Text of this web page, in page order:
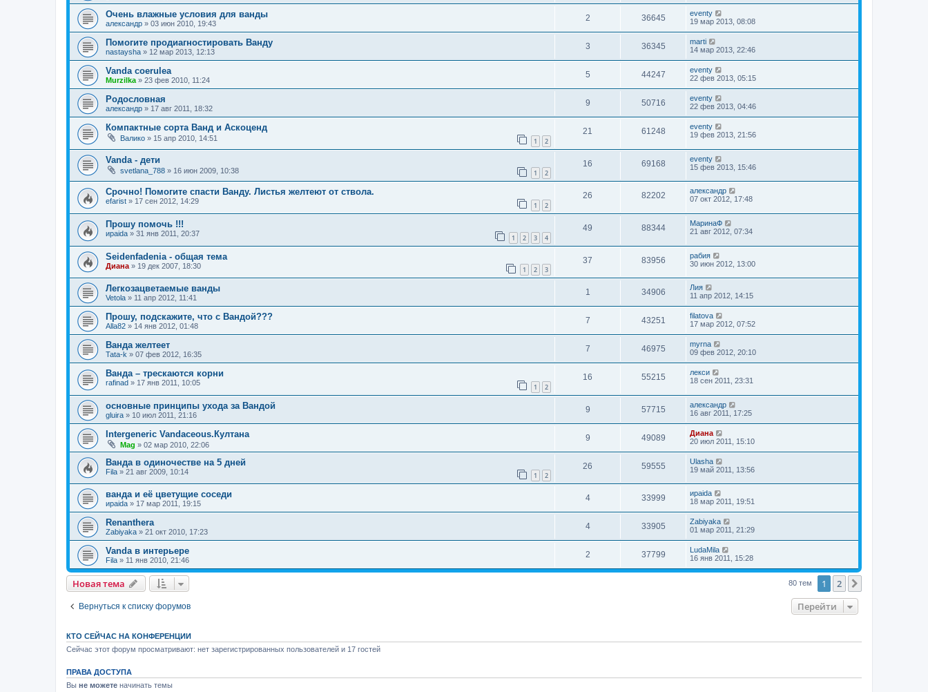
Очень влажные условия для ванды
александр » 03 июн 2010, 19:43
2 36645
eventy
19 мар 2013, 08:08
Помогите продиагностировать Ванду
nastaysha » 12 мар 2013, 12:13
3 36345
marti
14 мар 2013, 22:46
Vanda coerulea
Murzilka » 23 фев 2010, 11:24
5 44247
eventy
22 фев 2013, 05:15
Родословная
александр » 17 авг 2011, 18:32
9 50716
eventy
22 фев 2013, 04:46
Компактные сорта Ванд и Аскоценд
Валико » 15 апр 2010, 14:51 1 2
21 61248
eventy
19 фев 2013, 21:56
Vanda - дети
svetlana_788 » 16 июн 2009, 10:38 1 2
16 69168
eventy
15 фев 2013, 15:46
Срочно! Помогите спасти Ванду. Листья желтеют от ствола.
efarist » 17 сен 2012, 14:29 1 2
26 82202
александр
07 окт 2012, 17:48
Прошу помочь !!!
ираida » 31 янв 2011, 20:37 1 2 3 4
49 88344
МаринаФ
21 авг 2012, 07:34
Seidenfadenia - общая тема
Диана » 19 дек 2007, 18:30 1 2 3
37 83956
рабия
30 июн 2012, 13:00
Легкозацветаемые ванды
Vetola » 11 апр 2012, 11:41
1 34906
Лия
11 апр 2012, 14:15
Прошу, подскажите, что с Вандой???
Alla82 » 14 янв 2012, 01:48
7 43251
filatova
17 мар 2012, 07:52
Ванда желтеет
Tata-k » 07 фев 2012, 16:35
7 46975
myrna
09 фев 2012, 20:10
Ванда – трескаются корни
rafinad » 17 янв 2011, 10:05 1 2
16 55215
лекси
18 сен 2011, 23:31
основные принципы ухода за Вандой
gluira » 10 июл 2011, 21:16
9 57715
александр
16 авг 2011, 17:25
Intergeneric Vandaceous.Култана
Mag » 02 мар 2010, 22:06
9 49089
Диана
20 июл 2011, 15:10
Ванда в одиночестве на 5 дней
Fila » 21 авг 2009, 10:14 1 2
26 59555
Ulasha
19 май 2011, 13:56
ванда и её цветущие соседи
ираida » 17 мар 2011, 19:15
4 33999
ираida
18 мар 2011, 19:51
Renanthera
Zabiyaka » 21 окт 2010, 17:23
4 33905
Zabiyaka
01 мар 2011, 21:29
Vanda в интерьере
Fila » 11 янв 2010, 21:46
2 37799
LudaMila
16 янв 2011, 15:28
Новая тема 80 тем 1 2
Вернуться к списку форумов Перейти
КТО СЕЙЧАС НА КОНФЕРЕНЦИИ
Сейчас этот форум просматривают: нет зарегистрированных пользователей и 17 гостей
ПРАВА ДОСТУПА
Вы не можете начинать темы